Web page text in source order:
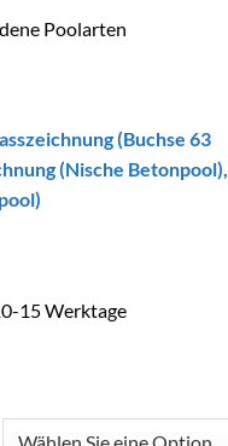
Poolarten
(Buchse 63
(Nische Betonpool),
15 Werktage